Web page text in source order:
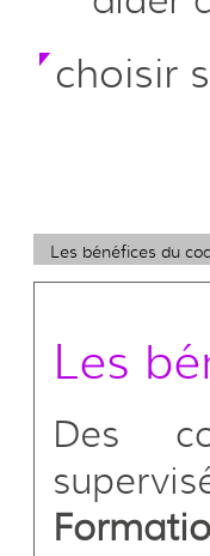
choisir
Les bénéfices du
Les
Des